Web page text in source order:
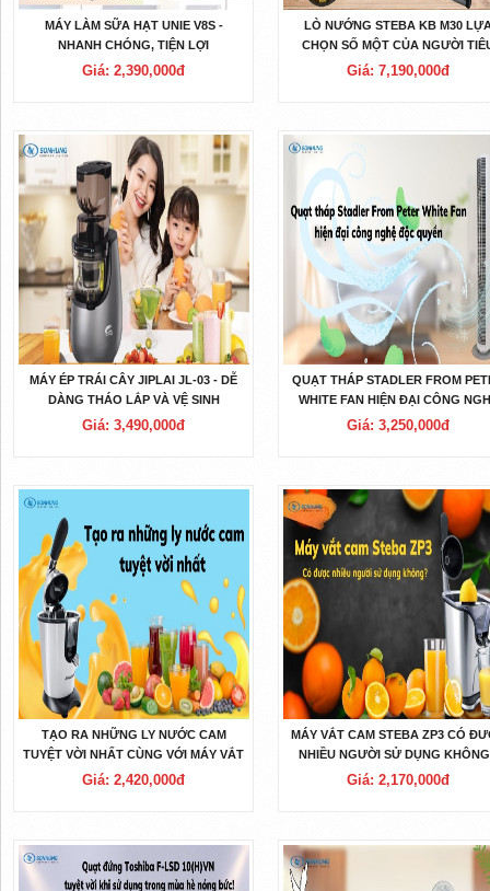
MÁY LÀM SỮA HẠT UNIE V8S -
NHANH CHÓNG, TIỆN LỢI
Giá: 2,390,000đ
LÒ NƯỚNG STEBA KB M30
CHỌN SỐ MỘT CỦA NGƯỜI
DÙNG TRÊN KHẮP THẾ GIỚI
Giá: 7,190,000đ
MÁY ÉP TRÁI CÂY JIPLAI JL-03 - DỄ
DÀNG THÁO LẮP VÀ VỆ SINH
Giá: 3,490,000đ
QUẠT THÁP STADLER FROM
WHITE FAN HIỆN ĐẠI CÔNG
ĐỘC QUYỀN
Giá: 3,250,000đ
TẠO RA NHỮNG LY NƯỚC CAM
TUYỆT VỜI NHẤT CÙNG VỚI MÁY VẮT
CAM STEBA ZP2
Giá: 2,420,000đ
MÁY VẮT CAM STEBA ZP3 CÓ
NHIỀU NGƯỜI SỬ DỤNG
Giá: 2,170,000đ